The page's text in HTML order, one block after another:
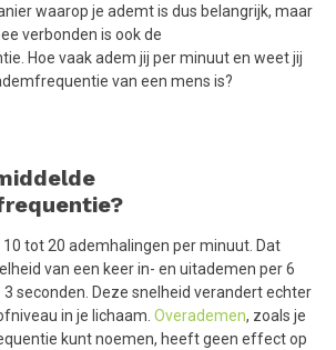
waarop je ademt is dus belangrijk, maar
verbonden is ook de
Hoe vaak adem jij per minuut en weet jij
van een mens is?
tot 20 ademhalingen per minuut. Dat
van een keer in- en uitademen per 6
seconden. Deze snelheid verandert echter
in je lichaam. Overademen, zoals je
kunt noemen, heeft geen effect op